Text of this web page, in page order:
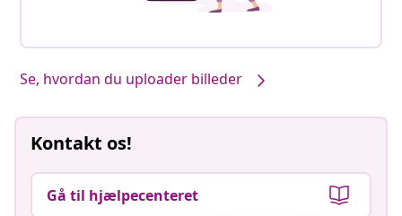
Se, hvordan du uploader billeder
Kontakt os!
Gå til hjælpecenteret